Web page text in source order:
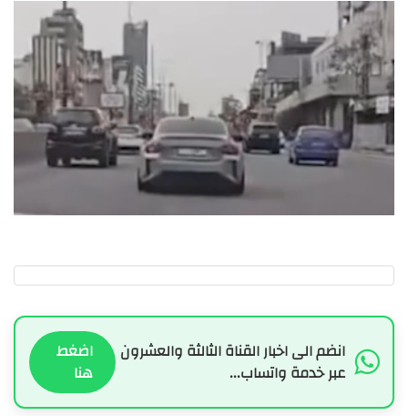
انضم الى اخبار القناة الثالثة والعشرون
عبر خدمة واتساب...
اضغط
هنا